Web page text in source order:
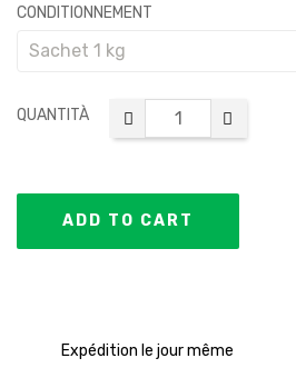
CONDITIONNEMENT
QUANTITÀ
ADD TO CART
Expédition le jour même